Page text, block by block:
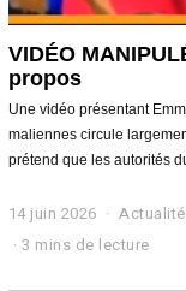
VIDÉO
propos
Une vidéo présentant
maliennes circule
prétend que les autorités
14 juin 2026
4
j
3 mins de lecture